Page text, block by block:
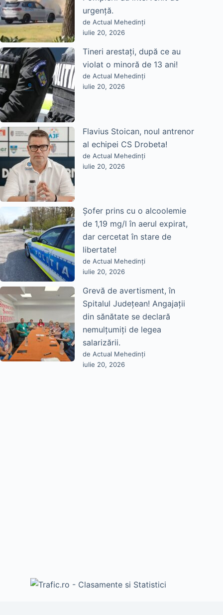
urgență.
de Actual Mehedinți
iulie 20, 2026
Tineri arestați, după ce au
violat o minoră de 13 ani!
de Actual Mehedinți
iulie 20, 2026
Flavius Stoican, noul antrenor
al echipei CS Drobeta!
de Actual Mehedinți
iulie 20, 2026
Șofer prins cu o alcoolemie
de 1,19 mg/l în aerul expirat,
dar cercetat în stare de
libertate!
de Actual Mehedinți
iulie 20, 2026
Grevă de avertisment, în
Spitalul Județean! Angajații
din sănătate se declară
nemulțumiți de legea
salarizării.
de Actual Mehedinți
iulie 20, 2026